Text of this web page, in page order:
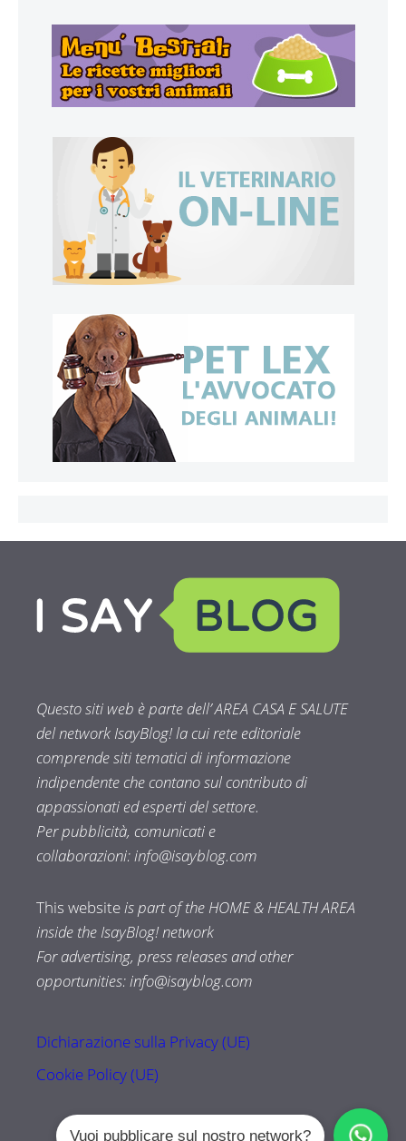
Questo siti web è parte dell’ AREA CASA E SALUTE
del network IsayBlog! la cui rete editoriale
comprende siti tematici di informazione
indipendente che contano sul contributo di
appassionati ed esperti del settore.
Per pubblicità, comunicati e
collaborazioni:info@isayblog.com
This websiteis part of the HOME & HEALTH AREA
inside the IsayBlog! network
For advertising, press releases and other
opportunities:info@isayblog.com
Dichiarazione sulla Privacy (UE)
Cookie Policy (UE)
Vuoi pubblicare sul nostro network?